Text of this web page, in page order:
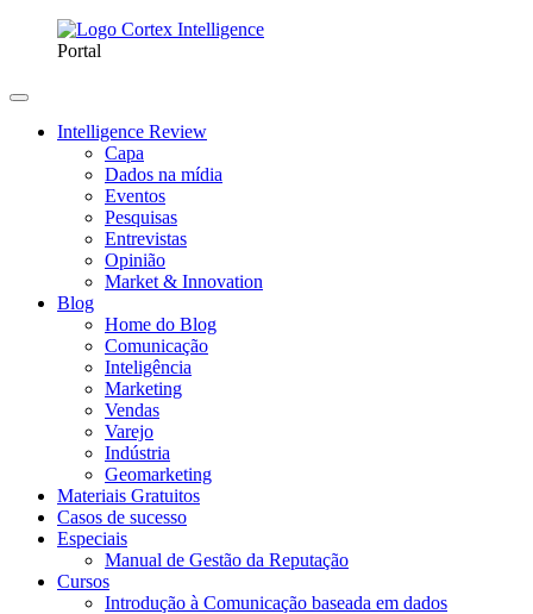
Portal
Intelligence Review
Capa
Dados na mídia
Eventos
Pesquisas
Entrevistas
Opinião
Market & Innovation
Blog
Home do Blog
Comunicação
Inteligência
Marketing
Vendas
Varejo
Indústria
Geomarketing
Materiais Gratuitos
Casos de sucesso
Especiais
Manual de Gestão da Reputação
Cursos
Introdução à Comunicação baseada em dados